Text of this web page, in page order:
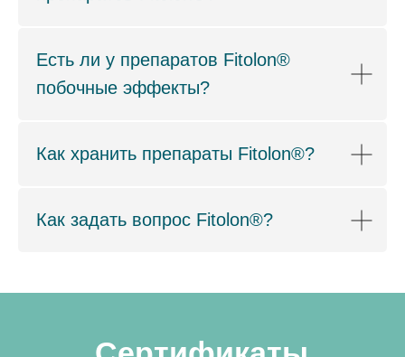
Есть ли у препаратов Fitolon®
побочные эффекты?
Как хранить препараты Fitolon®?
Как задать вопрос Fitolon®?